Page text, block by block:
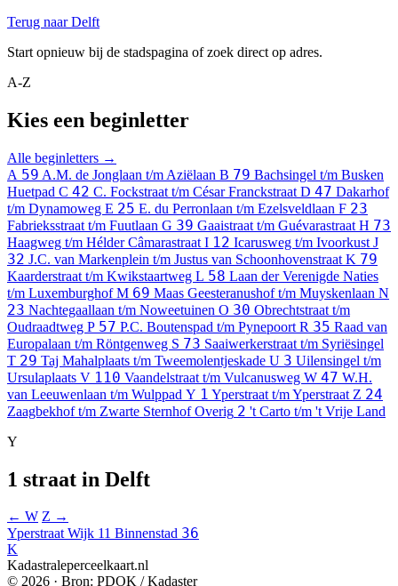
Terug naar Delft
Start opnieuw bij de stadspagina of zoek direct op adres.
A-Z
Kies een beginletter
Alle beginletters →
A 59 A.M. de Jonglaan t/m Aziëlaan B 79 Bachsingel t/m Busken
Huetpad C 42 C. Fockstraat t/m César Franckstraat D 47 Dakarhof
t/m Dynamoweg E 25 E. du Perronlaan t/m Ezelsveldlaan F 23
Fabrieksstraat t/m Fuutlaan G 39 Gaaistraat t/m Guévarastraat H 73
Haagweg t/m Hélder Câmarastraat I 12 Icarusweg t/m Ivoorkust J
32 J.C. van Markenplein t/m Justus van Schoonhovenstraat K 79
Kaarderstraat t/m Kwikstaartweg L 58 Laan der Verenigde Naties
t/m LuxemburghofM 69 Maas Geesteranushof t/m Muyskenlaan N
23 Nachtegaallaan t/m Noweetuinen O 30 Obrechtstraat t/m
Oudraadtweg P 57 P.C. Boutenspad t/m Pynepoort R 35 Raad van
Europalaan t/m Röntgenweg S 73 Saaiwerkerstraat t/m Syriësingel
T 29 Taj Mahalplaats t/m Tweemolentjeskade U 3 Uilensingel t/m
Ursulaplaats V 110 Vaandelstraat t/m Vulcanusweg W 47 W.H.
van Leeuwenlaan t/m Wulppad Y 1 Yperstraat t/m Yperstraat Z 24
Zaagbekhof t/m Zwarte SternhofOverig 2 't Carto t/m 't Vrije Land
Y
1 straat in Delft
← W Z →
Yperstraat Wijk 11 Binnenstad 36
K
Kadastraleperceelkaart.nl
© 2026 · Bron: PDOK / Kadaster